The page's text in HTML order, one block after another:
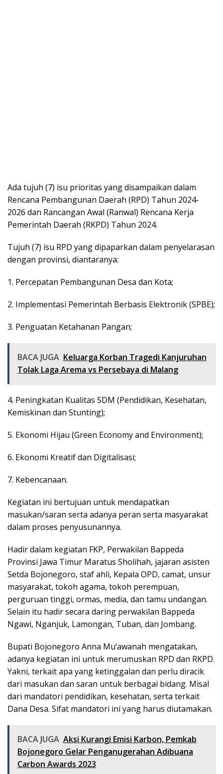
Ada tujuh (7) isu prioritas yang disampaikan dalam
Rencana Pembangunan Daerah (RPD) Tahun 2024-
2026 dan Rancangan Awal (Ranwal) Rencana Kerja
Pemerintah Daerah (RKPD) Tahun 2024.
Tujuh (7) isu RPD yang dipaparkan dalam penyelarasan
dengan provinsi, diantaranya:
1. Percepatan Pembangunan Desa dan Kota;
2. Implementasi Pemerintah Berbasis Elektronik (SPBE);
3. Penguatan Ketahanan Pangan;
BACA JUGA Keluarga Korban Tragedi Kanjuruhan
Tolak Laga Arema vs Persebaya di Malang
4. Peningkatan Kualitas SDM (Pendidikan, Kesehatan,
Kemiskinan dan Stunting);
5. Ekonomi Hijau (Green Economy and Environment);
6. Ekonomi Kreatif dan Digitalisasi;
7. Kebencanaan.
Kegiatan ini bertujuan untuk mendapatkan
masukan/saran serta adanya peran serta masyarakat
dalam proses penyusunannya.
Hadir dalam kegiatan FKP, Perwakilan Bappeda
Provinsi Jawa Timur Maratus Sholihah, jajaran asisten
Setda Bojonegoro, staf ahli, Kepala OPD, camat, unsur
masyarakat, tokoh agama, tokoh perempuan,
perguruan tinggi, ormas, media, dan tamu undangan.
Selain itu hadir secara daring perwakilan Bappeda
Ngawi, Nganjuk, Lamongan, Tuban, dan Jombang.
Bupati Bojonegoro Anna Mu’awanah mengatakan,
adanya kegiatan ini untuk merumuskan RPD dan RKPD.
Yakni, terkait apa yang ketinggalan dan perlu diracik
dari masukan dan saran untuk berbagai bidang. Misal
dari mandatori pendidikan, kesehatan, serta terkait
Dana Desa. Sifat mandatori ini yang harus diutamakan.
BACA JUGA Aksi Kurangi Emisi Karbon, Pemkab
Bojonegoro Gelar Penganugerahan Adibuana
Carbon Awards 2023